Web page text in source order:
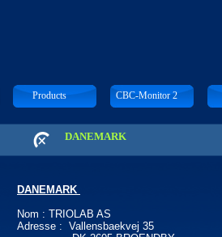
DANEMARK
DANEMARK
Nom : TRIOLAB AS
Adresse : Vallensbaekvej 35
Products CBC-Monitor 2